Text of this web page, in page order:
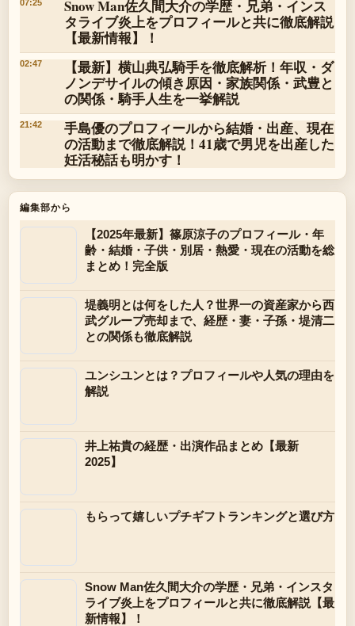
07:25
Snow Man佐久間大介の学歴・兄弟・インス
タライブ炎上をプロフィールと共に徹底解説
【最新情報】！
02:47
【最新】横山典弘騎手を徹底解析！年収・ダ
ノンデサイルの傾き原因・家族関係・武豊と
の関係・騎手人生を一挙解説
21:42
手島優のプロフィールから結婚・出産、現在
の活動まで徹底解説！41歳で男児を出産した
妊活秘話も明かす！
編集部から
【2025年最新】篠原涼子のプロフィール・年
齢・結婚・子供・別居・熱愛・現在の活動を総
まとめ！完全版
堤義明とは何をした人？世界一の資産家から西
武グループ売却まで、経歴・妻・子孫・堤清二
との関係も徹底解説
ユンシユンとは？プロフィールや人気の理由を
解説
井上祐貴の経歴・出演作品まとめ【最新
2025】
もらって嬉しいプチギフトランキングと選び方
Snow Man佐久間大介の学歴・兄弟・インスタ
ライブ炎上をプロフィールと共に徹底解説【最
新情報】！